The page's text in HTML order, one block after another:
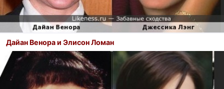
Дайан Венора и Элисон Ломан